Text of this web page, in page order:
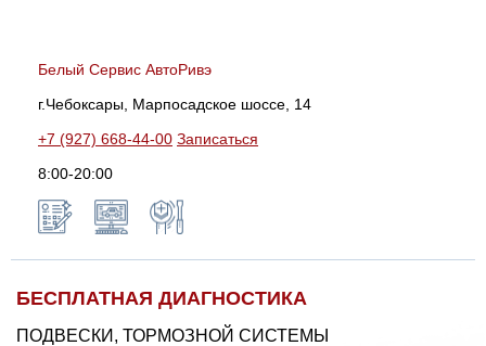
Белый Сервис АвтоРивэ
г.Чебоксары, Марпосадское шоссе, 14
+7 (927) 668-44-00 Записаться
8:00-20:00
БЕСПЛАТНАЯ ДИАГНОСТИКА
ПОДВЕСКИ, ТОРМОЗНОЙ СИСТЕМЫ